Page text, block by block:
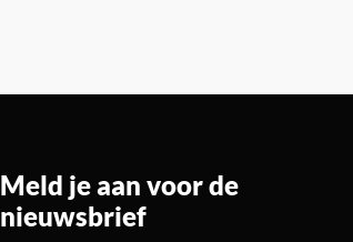
Meld je aan voor de
nieuwsbrief